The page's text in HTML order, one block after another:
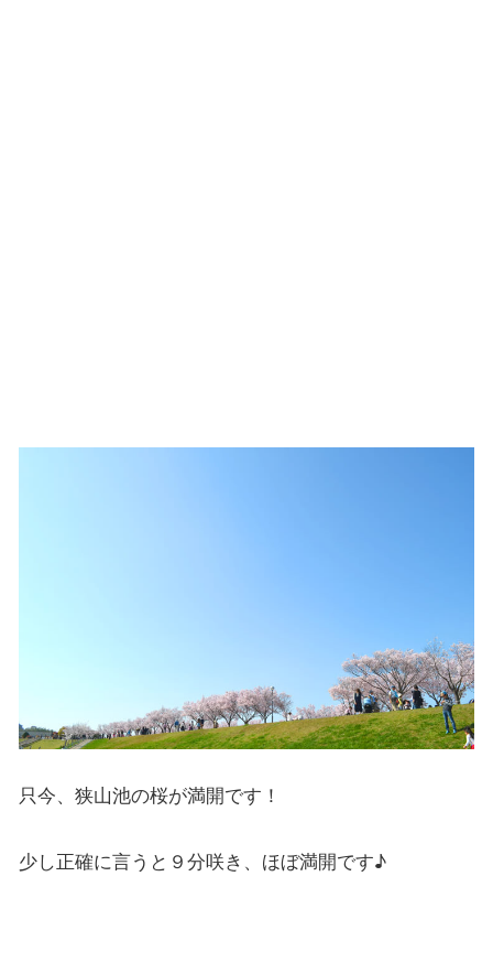
只今、狭山池の桜が満開です！
少し正確に言うと９分咲き、ほぼ満開です♪